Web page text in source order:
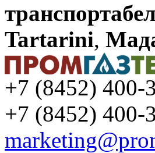
Tartarini,
+7 (8452) 400-
+7 (8452) 400-